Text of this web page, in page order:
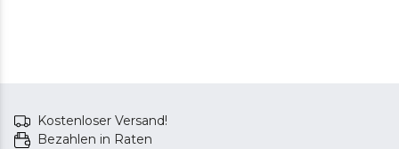
Kostenloser Versand!
Bezahlen in Raten